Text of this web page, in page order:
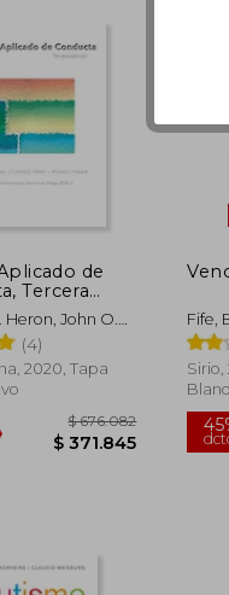
de
Tercera
Español
Heron, John O.
William L.
Javier
(4)
2020, Tapa
Fife,
Sirio,